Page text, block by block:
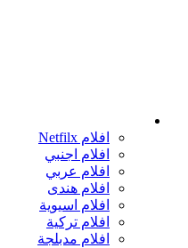
افلام Netfilx
افلام اجنبي
افلام عربي
افلام هندى
افلام اسيوية
افلام تركية
افلام مدبلجة